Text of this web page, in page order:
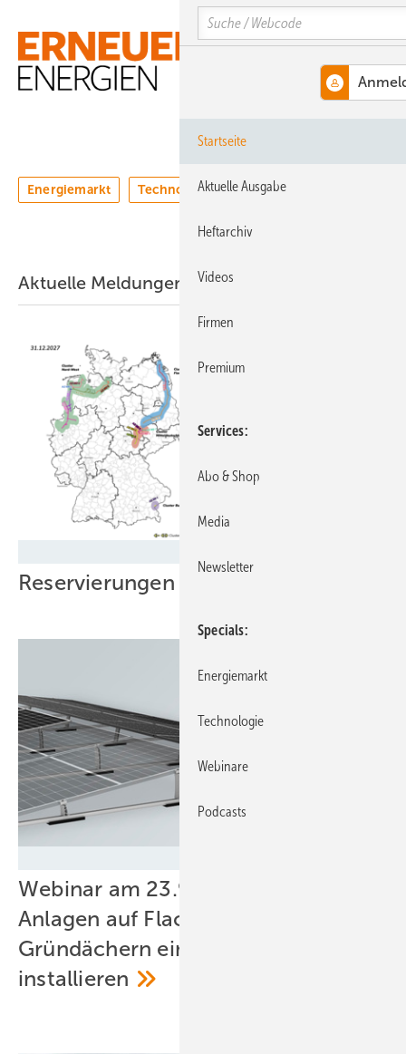
Hauptinhalt
Hauptmenü
SiteSearch
MENÜ
Energiemarkt Technologie Webinare
Aktuelle Meldungen
Reservierungen für H2-Kernnetz seit
Webinar am 23.9.26: Megawatt-
Anlagen auf Flach- und
Gründächern einfach und effizient
installieren
Search
Startseite
Aktuelle Ausgabe
Heftarchiv
Videos
Firmen
Premium
Services
Abo & Shop
Media
Newsletter
Specials
Energiemarkt
Technologie
Webinare
Podcasts